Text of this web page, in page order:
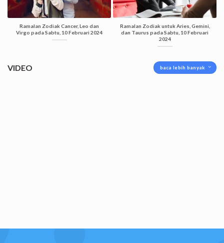
Ramalan Zodiak Cancer, Leo dan
Virgo pada Sabtu, 10 Februari 2024
Ramalan Zodiak untuk Aries, Gemini,
dan Taurus pada Sabtu, 10 Februari
2024
VIDEO baca lebih banyak